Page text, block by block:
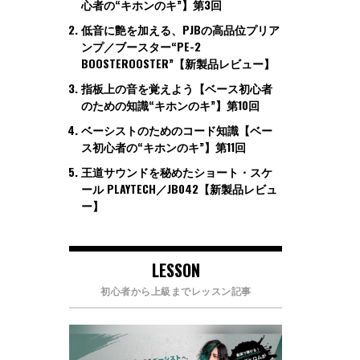
心者の“キホンのキ”】第3回
低音に艶を加える、PJBの高品位プリア
ンプ／ブースター“PE-2
BOOSTEROOSTER”【新製品レビュー】
指板上の音を覚えよう【ベース初心者
のための知識“キホンのキ”】第10回
ベーシストのためのコード知識【ベー
ス初心者の“キホンのキ”】第11回
王道サウンドを秘めたショート・スケ
ール PLAYTECH／JB042【新製品レビュ
ー】
LESSON
初心者から上級までレッスン記事